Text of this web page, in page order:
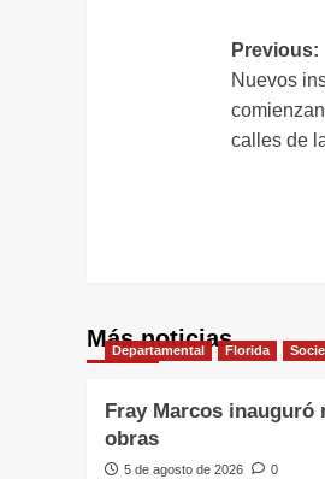
de
Previous:
Nuevos
calles de
Más noticias
Departamental Florida
Fray Marcos inauguró
obras
5 de agosto de 2026 0